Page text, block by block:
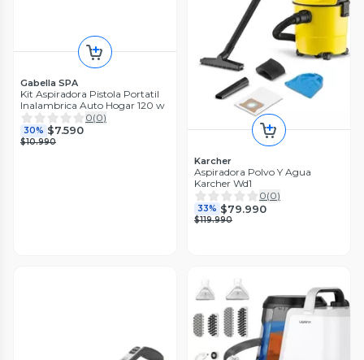
Gabella SPA
Kit Aspiradora Pistola Portatil
Inalambrica Auto Hogar 120 w
0(0)
30% $7.590
$10.990
Karcher
Aspiradora Polvo Y Agua
Karcher Wd1
0(0)
33% $79.990
$119.990